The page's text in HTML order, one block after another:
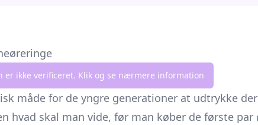
er ikke verificeret. Klik og se nærmere information
måde for de yngre generationer at udtrykke
hvad skal man vide, før man køber de første